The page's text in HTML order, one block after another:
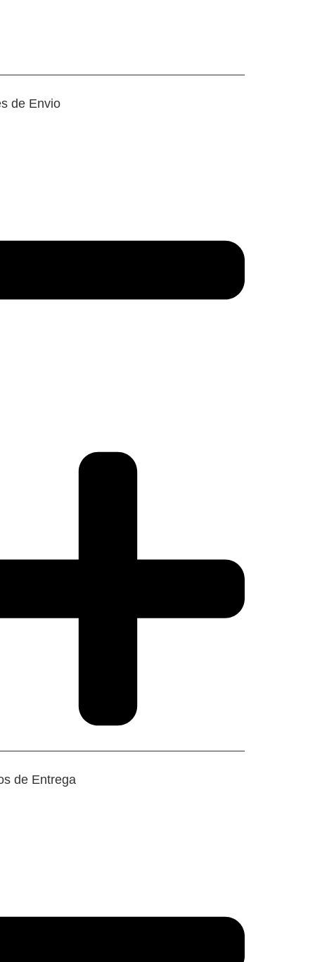
de Envio
de Entrega